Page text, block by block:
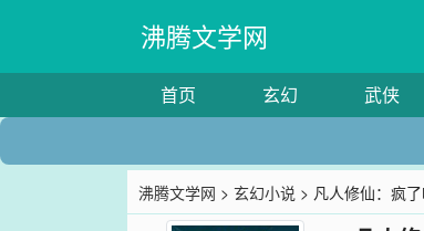
沸腾文学网
首页 玄幻 武侠
沸腾文学网 >玄幻小说 > 凡人修仙：疯